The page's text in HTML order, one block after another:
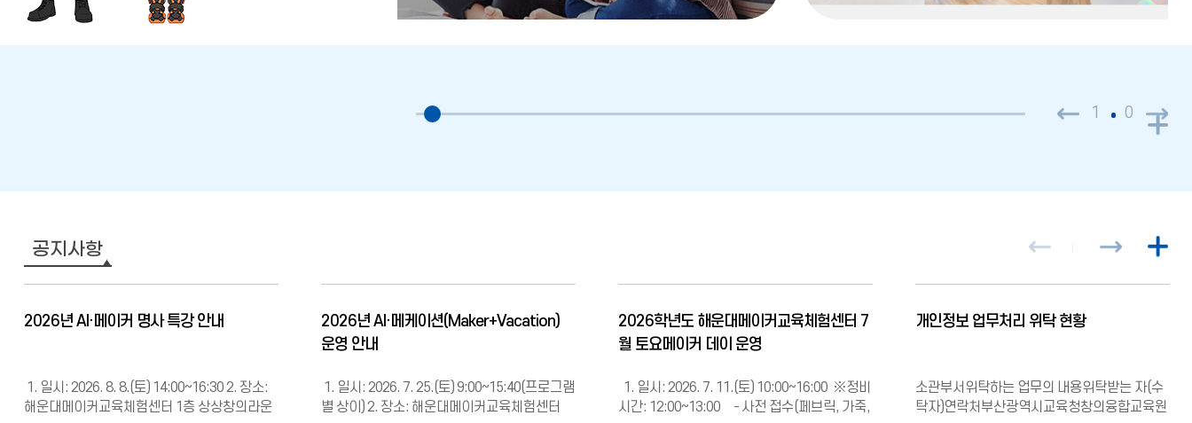
1 0
더
공지사항
2026년 AI·메이커 명사 특강 안내
1. 일시: 2026. 8. 8.(토) 14:00~16:30 2. 장소:
해운대메이커교육체험센터 1층 상상창의라운
2026년 AI·메케이션(Maker+Vacation)
운영 안내
1. 일시: 2026. 7. 25.(토) 9:00~15:40(프로그램
별 상이) 2. 장소: 해운대메이커교육체험센터
2026학년도 해운대메이커교육체험센터 7
월 토요메이커 데이 운영
1. 일시: 2026. 7. 11.(토) 10:00~16:00 ※정비
시간: 12:00~13:00 - 사전 접수(페브릭, 가죽,
개인정보 업무처리 위탁 현황
소관부서위탁하는 업무의 내용위탁받는 자(수
탁자)연락처부산광역시교육청창의융합교육원
더
보
기